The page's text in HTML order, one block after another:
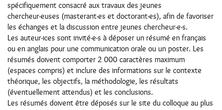
spécifiquement consacré aux travaux des jeunes
chercheur·euses (masterant·es et doctorant·es), afin de favoriser
les échanges et la discussion entre jeunes chercheur·e·s.
Les auteur·ices sont invité·e·s à déposer un résumé en français
ou en anglais pour une communication orale ou un poster. Les
résumés doivent comporter 2 000 caractères maximum
(espaces compris) et inclure des informations sur le contexte
théorique, les objectifs, la méthodologie, les résultats
(éventuellement attendus) et les conclusions.
Les résumés doivent être déposés sur le site du colloque au plus